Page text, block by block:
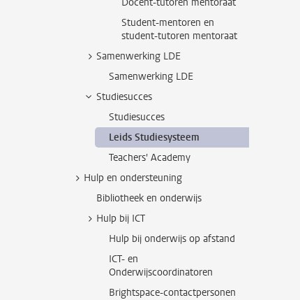
Student-mentoren en
student-tutoren mentoraat
Samenwerking LDE
Samenwerking LDE
Studiesucces
Studiesucces
Leids Studiesysteem
Teachers' Academy
Hulp en ondersteuning
Bibliotheek en onderwijs
Hulp bij ICT
Hulp bij onderwijs op afstand
ICT- en
Onderwijscoordinatoren
Brightspace-contactpersonen